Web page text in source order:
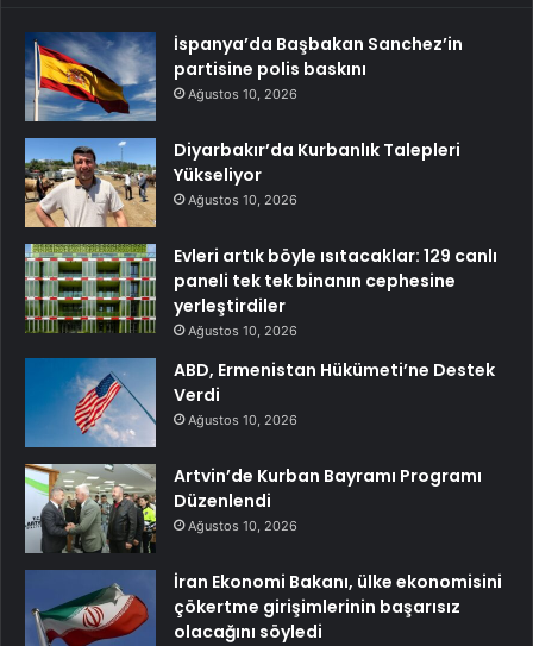
İspanya’da Başbakan Sanchez’in
partisine polis baskını
Ağustos 10, 2026
Diyarbakır’da Kurbanlık Talepleri
Yükseliyor
Ağustos 10, 2026
Evleri artık böyle ısıtacaklar: 129 canlı
paneli tek tek binanın cephesine
yerleştirdiler
Ağustos 10, 2026
ABD, Ermenistan Hükümeti’ne Destek
Verdi
Ağustos 10, 2026
Artvin’de Kurban Bayramı Programı
Düzenlendi
Ağustos 10, 2026
İran Ekonomi Bakanı, ülke ekonomisini
çökertme girişimlerinin başarısız
olacağını söyledi